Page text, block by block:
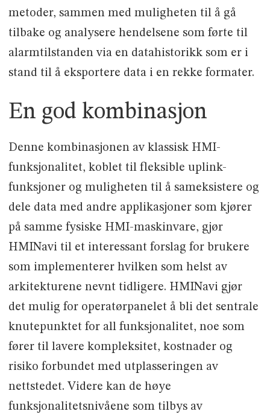
metoder, sammen med muligheten til å gå
tilbake og analysere hendelsene som førte til
alarmtilstanden via en datahistorikk som er i
stand til å eksportere data i en rekke formater.
En god kombinasjon
Denne kombinasjonen av klassisk HMI-
funksjonalitet, koblet til fleksible uplink-
funksjoner og muligheten til å sameksistere og
dele data med andre applikasjoner som kjører
på samme fysiske HMI-maskinvare, gjør
HMINavi til et interessant forslag for brukere
som implementerer hvilken som helst av
arkitekturene nevnt tidligere. HMINavi gjør
det mulig for operatørpanelet å bli det sentrale
knutepunktet for all funksjonalitet, noe som
fører til lavere kompleksitet, kostnader og
risiko forbundet med utplasseringen av
nettstedet. Videre kan de høye
funksjonalitetsnivåene som tilbys av